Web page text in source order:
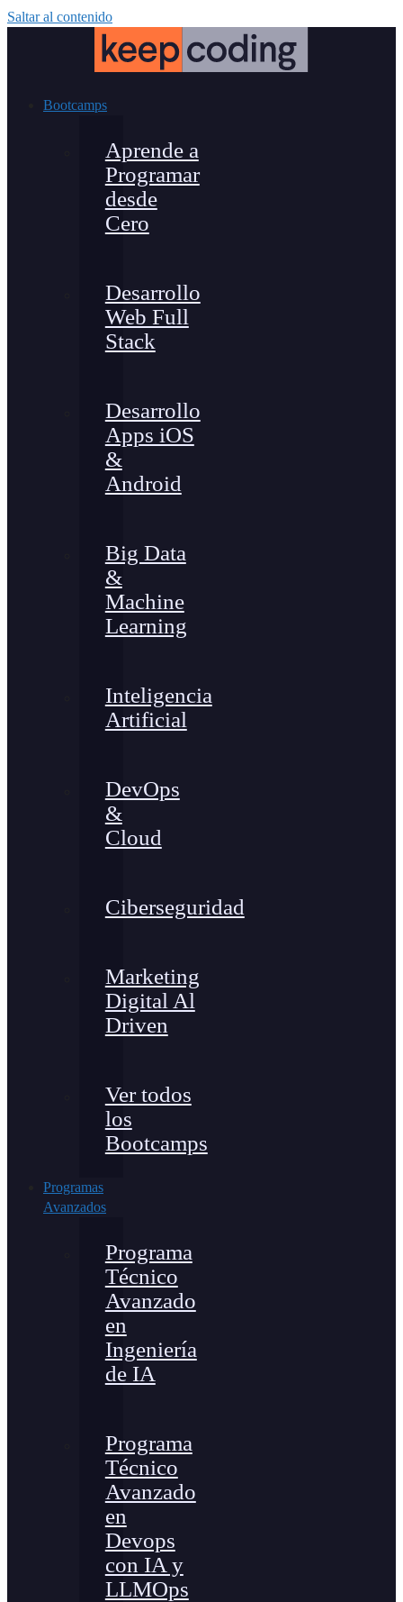
Saltar al contenido
Bootcamps
Aprende a
Programar
desde
Cero
Desarrollo
Web Full
Stack
Desarrollo
Apps iOS
&
Android
Big Data
&
Machine
Learning
Inteligencia
Artificial
DevOps
&
Cloud
Ciberseguridad
Marketing
Digital Al
Driven
Ver todos
los
Bootcamps
Programas
Avanzados
Programa
Técnico
Avanzado
en
Ingeniería
de IA
Programa
Técnico
Avanzado
en
Devops
con IA y
LLMOps